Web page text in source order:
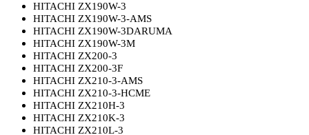
HITACHI ZX190W-3
HITACHI ZX190W-3-AMS
HITACHI ZX190W-3DARUMA
HITACHI ZX190W-3M
HITACHI ZX200-3
HITACHI ZX200-3F
HITACHI ZX210-3-AMS
HITACHI ZX210-3-HCME
HITACHI ZX210H-3
HITACHI ZX210K-3
HITACHI ZX210L-3